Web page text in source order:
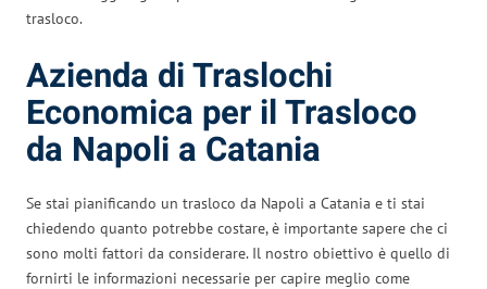
trasloco.
Azienda di Traslochi
Economica per il Trasloco
da Napoli a Catania
Se stai pianificando un trasloco da Napoli a Catania e ti stai
chiedendo quanto potrebbe costare, è importante sapere che ci
sono molti fattori da considerare. Il nostro obiettivo è quello di
fornirti le informazioni necessarie per capire meglio come